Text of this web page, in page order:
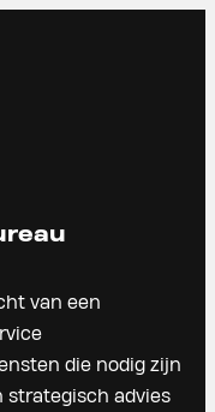
van een
die nodig zijn
strategisch advies